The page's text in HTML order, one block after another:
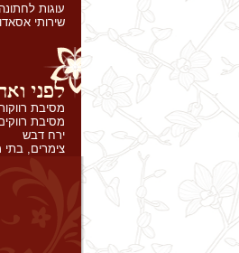
עוגות לחתונה
שירותי
מסיבת
מסיבת
ירח דבש
צימרים, בתי